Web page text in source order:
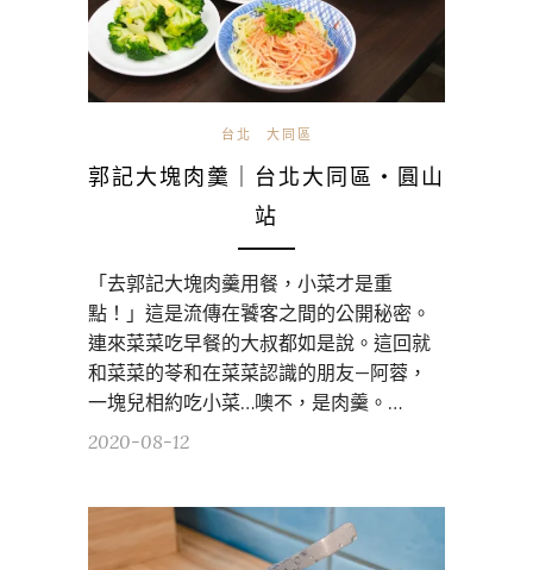
台北 大同區
郭記大塊肉羹｜台北大同區・圓山
站
「去郭記大塊肉羹用餐，小菜才是重
點！」這是流傳在饕客之間的公開秘密。
連來菜菜吃早餐的大叔都如是說。這回就
和菜菜的苓和在菜菜認識的朋友—阿蓉，
一塊兒相約吃小菜…噢不，是肉羹。…
2020-08-12